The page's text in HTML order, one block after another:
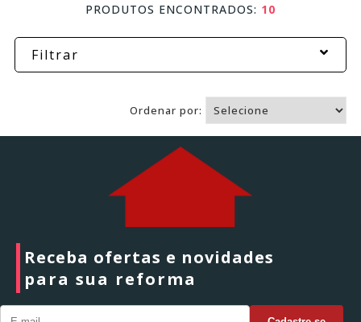
PRODUTOS ENCONTRADOS: 10
Filtrar
Ordenar por:
Receba ofertas e novidades
para sua reforma